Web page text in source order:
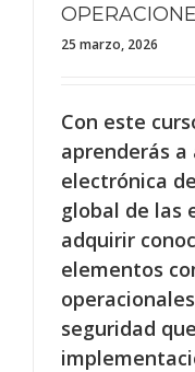
25 marzo, 2026
Con este
aprenderás a
electrónica
global de las
adquirir
elementos
seguridad